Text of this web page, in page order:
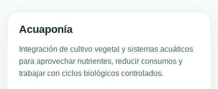
Acuaponía
Integración de cultivo vegetal y sistemas acuáticos
para aprovechar nutrientes, reducir consumos y
trabajar con ciclos biológicos controlados.